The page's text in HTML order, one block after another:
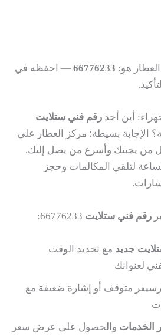
هو: 66776233 — احفظه في
أين أجد رقم فني ستلايت
الإجابة بسيطة؛ مركز العطار على
من يجيبك وأسرع من يصل إليك.
لتلقي المكالمات وحجز
رقم فني ستلايت
جديد مع تحديد الوقت
لعنوانك
متوقف أو إشارة ضعيفة مع
الخدمات والحصول على عرض سعر